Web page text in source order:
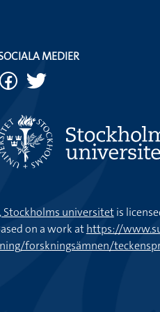
MEDIER
universitetis
on a work athttps://
forskningsämnen/